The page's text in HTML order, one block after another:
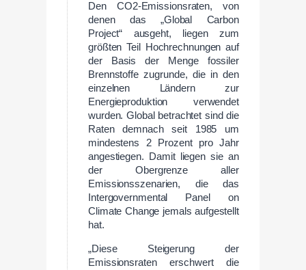
Den CO2-Emissionsraten, von
denen das „Global Carbon
Project“ ausgeht, liegen zum
größten Teil Hochrechnungen auf
der Basis der Menge fossiler
Brennstoffe zugrunde, die in den
einzelnen Ländern zur
Energieproduktion verwendet
wurden. Global betrachtet sind die
Raten demnach seit 1985 um
mindestens 2 Prozent pro Jahr
angestiegen. Damit liegen sie an
der Obergrenze aller
Emissionsszenarien, die das
Intergovernmental Panel on
Climate Change jemals aufgestellt
hat.
„Diese Steigerung der
Emissionsraten erschwert die